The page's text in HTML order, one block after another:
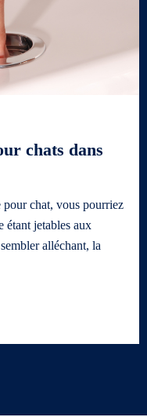
chats dans
chat, vous pourriez
étant jetables aux
alléchant, la